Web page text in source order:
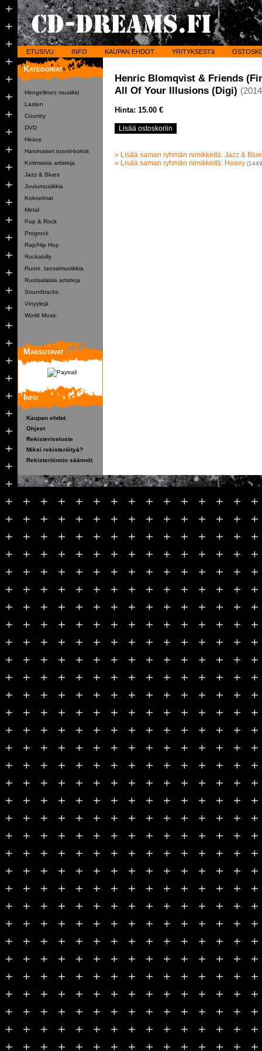
ETUSIVU INFO KAUPAN EHDOT YRITYKSESTä
Kategoriat
Hengellinen musiikki
Lasten
Country
DVD
Heavy
Harvinaiset tuonti-boksit
Kotimaisia artisteja
Jazz & Blues
Joulumusiikkia
Kokoelmat
Metal
Pop & Rock
Progrock
Rap/Hip Hop
Rockabilly
Ruots. tanssimusiikkia
Ruotsalaisia artisteja
Soundtracks
Vinyylejä
World Music
Maksutavat
Info
Kaupan ehdot
Ohjeet
Rekisteriseloste
Miksi rekisteröityä?
Rekisteröinnin säännöt
Henric Blomqvist & Friends
All Of Your Illusions (Digi)
Hinta: 15.00 €
» Lisää saman ryhmän nimikkeitä: Jazz &
» Lisää saman ryhmän nimikkeitä: Heavy